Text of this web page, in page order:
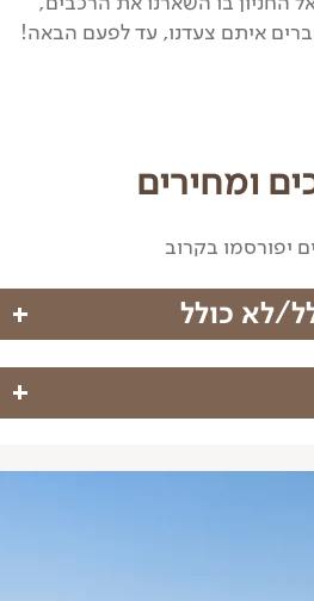
איתם צעדנו, עד לפעם הבאה!
ומחירים
יפורסמו בקרוב
לא כולל